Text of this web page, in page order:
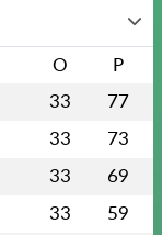
O P
33 77
33 73
33 69
33 59